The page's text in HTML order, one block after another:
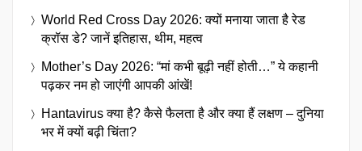
World Red Cross Day 2026: क्यों मनाया जाता है रेड
क्रॉस डे? जानें इतिहास, थीम, महत्व
Mother’s Day 2026: “मां कभी बूढ़ी नहीं होती…” ये कहानी
पढ़कर नम हो जाएंगी आपकी आंखें!
Hantavirus क्या है? कैसे फैलता है और क्या हैं लक्षण – दुनिया
भर में क्यों बढ़ी चिंता?